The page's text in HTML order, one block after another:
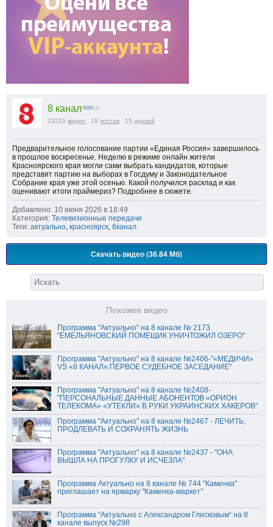
8 канал 9100 | 0
15225 видео 19 постов 15 друзей
Предварительное голосование партии «Единая Россия» завершилось
в прошлое воскресенье. Неделю в режиме онлайн жители
Красноярского края могли сами выбрать кандидатов, которые
представят партию на выборах в Госдуму и Законодательное
Собрание края уже этой осенью. Какой получился расклад и как
оценивают итоги праймериз? Подробнее в сюжете.
Добавлено: 10 июня 2026 в 18:49
Категория: Телевизионные передачи
Теги: актуально, красноярск, 8канал
Скачать видео (36.84 Мб)
Похожее видео
Программа "Актуально" на 8 канале № 2173
"ЕМЕЛЬЯНОВСКИЙ ПОМЕЩИК УНИЧТОЖИЛ ОЗЕРО"
Программа "Актуально" на 8 канале №2406-"«МЕДИЧИ»
VS «8 КАНАЛ»:ПЕРВОЕ СУДЕБНОЕ ЗАСЕДАНИЕ"
Программа "Актуально" на 8 канале №2408-
"ПЕРСОНАЛЬНЫЕ ДАННЫЕ АБОНЕНТОВ «ОРИОН
ТЕЛЕКОМА» «УТЕКЛИ» В РУКИ УКРАИНСКИХ ХАКЕРОВ"
Программа "Актуально" на 8 канале №2467 - ЛЕЧИТЬ,
ПРОДЛЕВАТЬ И СОХРАНЯТЬ ЖИЗНЬ
Программа "Актуально" на 8 канале №2437 - "ОНА
ВЫШЛА НА ПРОГУЛКУ И ИСЧЕЗЛА"
Программа Актуально на 8 канале № 744 "Каменка"
приглашает на ярмарку "Каменка-маркет"
Программа “Актуально с Александром Глисковым“ на 8
канале выпуск №298